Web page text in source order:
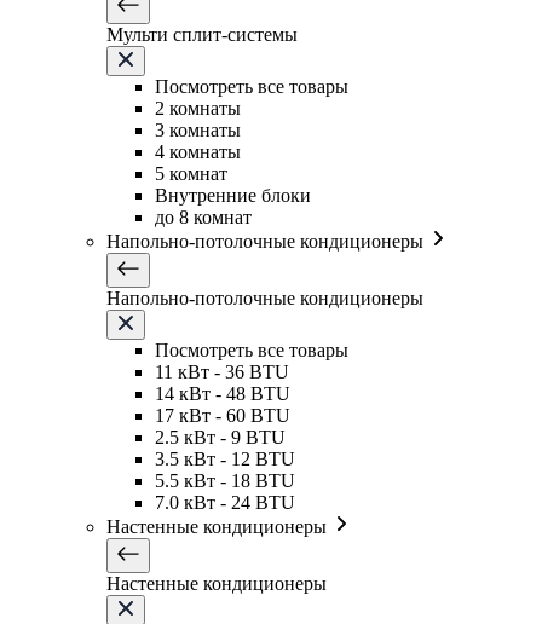
Мульти сплит-системы
Посмотреть все товары
2 комнаты
3 комнаты
4 комнаты
5 комнат
Внутренние блоки
до 8 комнат
Напольно-потолочные кондиционеры
Напольно-потолочные кондиционеры
Посмотреть все товары
11 кВт - 36 BTU
14 кВт - 48 BTU
17 кВт - 60 BTU
2.5 кВт - 9 BTU
3.5 кВт - 12 BTU
5.5 кВт - 18 BTU
7.0 кВт - 24 BTU
Настенные кондиционеры
Настенные кондиционеры